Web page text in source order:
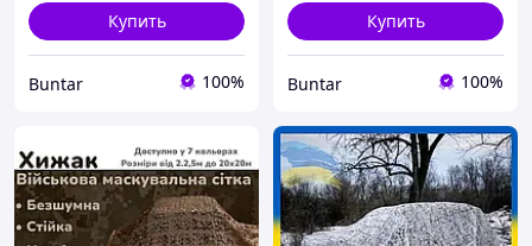
Купить
Buntar 100%
Купить
Buntar 100%